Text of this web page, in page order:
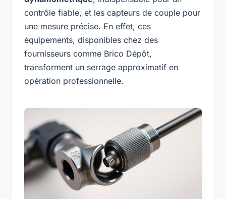
contrôle fiable, et les capteurs de couple pour
une mesure précise. En effet, ces
équipements, disponibles chez des
fournisseurs comme Brico Dépôt,
transforment un serrage approximatif en
opération professionnelle.